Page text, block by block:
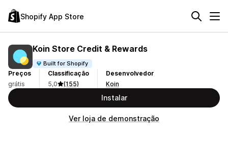
Shopify App Store
Koin Store Credit & Rewards
Built for Shopify
Preços
grátis
Classificação
5,0
(155)
Desenvolvedor
Koin
Instalar
Ver loja de demonstração